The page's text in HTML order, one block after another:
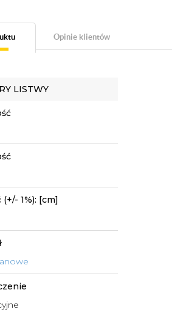
Opinie klientów
LISTWY
(+/- 1%): [cm]